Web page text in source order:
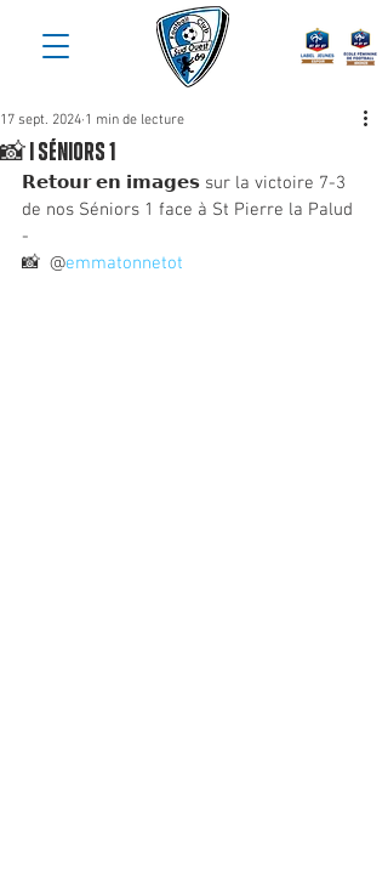
📸 | Séniors 1
17 sept. 2024 1 min de lecture
𝗥𝗲𝘁𝗼𝘂𝗿 𝗲𝗻 𝗶𝗺𝗮𝗴𝗲𝘀 sur la victoire 7-3
de nos Séniors 1 face à St Pierre la Palud
-
📸  @emmatonnetot